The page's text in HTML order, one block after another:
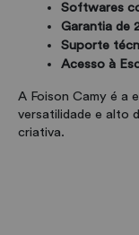
Softwares
Garantia de
Suporte
Acesso à
A Foison Camy é a
versatilidade e alto
criativa.